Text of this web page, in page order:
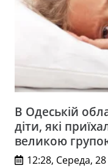
В Одеській
діти, які
великою
12:28, Середа,